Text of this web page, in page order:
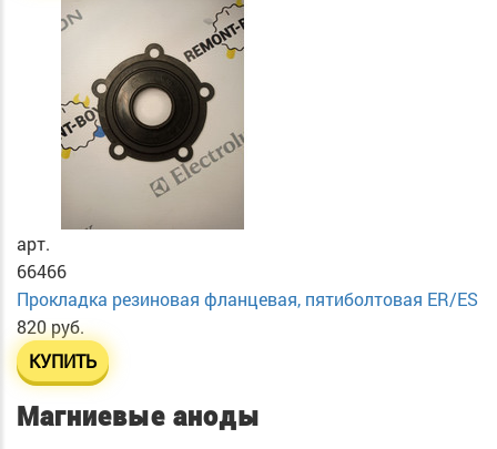
арт.
66466
Прокладка резиновая фланцевая, пятиболтовая ER/ES
820 руб.
КУПИТЬ
Магниевые аноды